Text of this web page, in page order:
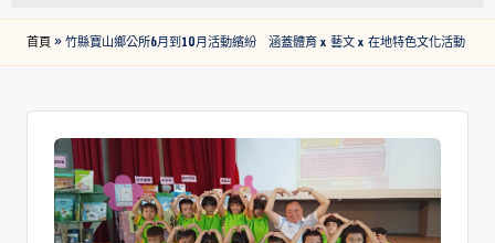
首頁»竹縣寶山鄉公所6月到10月活動繽紛 涵蓋體育 x 藝文 x 在地特色文化活動